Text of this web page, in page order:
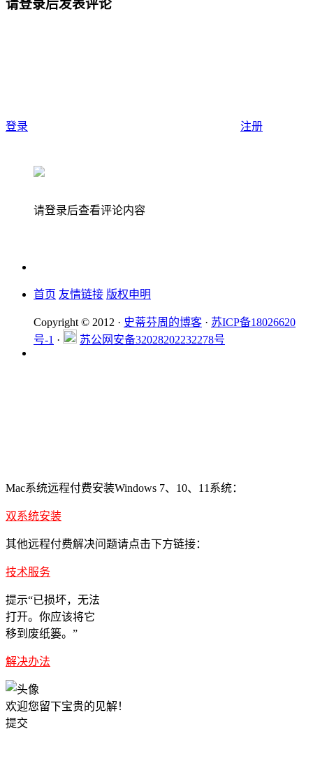
请登录后发表评论
登录 注册
请登录后查看评论内容
首页 友情链接 版权申明
Copyright © 2012 · 史蒂芬周的博客 · 苏ICP备18026620
号-1 · 苏公网安备32028202232278号
Mac系统远程付费安装Windows 7、10、11系统：
双系统安装
其他远程付费解决问题请点击下方链接：
技术服务
提示“已损坏，无法
打开。你应该将它
移到废纸篓。”
解决办法
欢迎您留下宝贵的见解！
提交